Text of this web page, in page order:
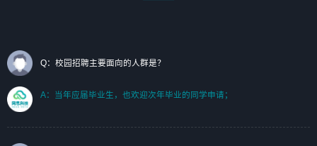
7. 了解或熟悉 WebGL 及相关框架优先。
（岗位人员专职于行业应用解决方案、项目申报方案、投标方案的策划编写）
Q：校园招聘主要面向的人群是？
A：当年应届毕业生，也欢迎次年毕业的同学申请；